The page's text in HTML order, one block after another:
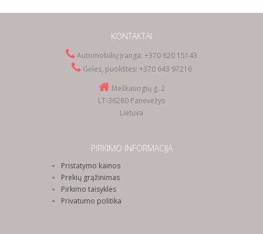
KONTAKTAI
Automobilių įranga: +370 620 15143
Gėlės, puokštės: +370 643 97216
Meškauogių g. 2
LT-36280 Panevėžys
Lietuva
PIRKIMO INFORMACIJA
Pristatymo kainos
Prekių grąžinimas
Pirkimo taisyklės
Privatumo politika